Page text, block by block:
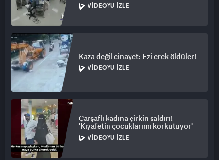
VIDEOYU İZLE
Kaza değil cinayet: Ezilerek öldüler!
VIDEOYU İZLE
Çarşaflı kadına çirkin saldırı!
'Kıyafetin çocuklarımı korkutuyor'
VIDEOYU İZLE